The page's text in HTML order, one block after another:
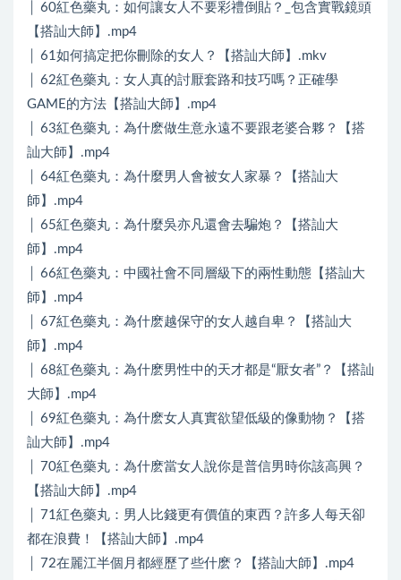
│ 60紅色藥丸：如何讓女人不要彩禮倒貼？_包含實戰鏡頭
【搭訕大師】.mp4
│ 61如何搞定把你刪除的女人？【搭訕大師】.mkv
│ 62紅色藥丸：女人真的討厭套路和技巧嗎？正確學
GAME的方法【搭訕大師】.mp4
│ 63紅色藥丸：為什麽做生意永遠不要跟老婆合夥？【搭
訕大師】.mp4
│ 64紅色藥丸：為什麼男人會被女人家暴？【搭訕大
師】.mp4
│ 65紅色藥丸：為什麼吳亦凡還會去騙炮？【搭訕大
師】.mp4
│ 66紅色藥丸：中國社會不同層級下的兩性動態【搭訕大
師】.mp4
│ 67紅色藥丸：為什麽越保守的女人越自卑？【搭訕大
師】.mp4
│ 68紅色藥丸：為什麽男性中的天才都是“厭女者”？【搭訕
大師】.mp4
│ 69紅色藥丸：為什麽女人真實欲望低級的像動物？【搭
訕大師】.mp4
│ 70紅色藥丸：為什麽當女人說你是普信男時你該高興？
【搭訕大師】.mp4
│ 71紅色藥丸：男人比錢更有價值的東西？許多人每天卻
都在浪費！【搭訕大師】.mp4
│ 72在麗江半個月都經歷了些什麽？【搭訕大師】.mp4